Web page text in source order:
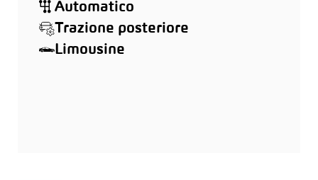
Automatico
Trazione posteriore
Limousine